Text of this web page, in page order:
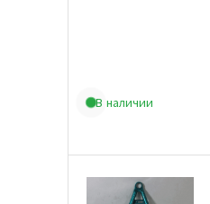
В наличии